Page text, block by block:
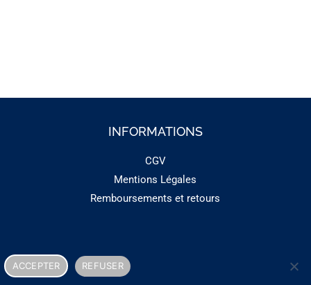
INFORMATIONS
CGV
Mentions Légales
Remboursements et retours
ACCEPTER REFUSER